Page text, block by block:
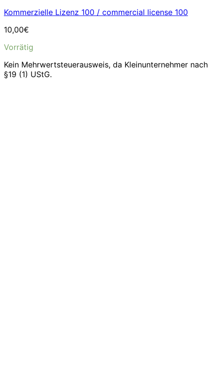
Kommerzielle Lizenz 100 / commercial license 100
10,00€
Vorrätig
Kein Mehrwertsteuerausweis, da Kleinunternehmer nach
§19 (1) UStG.